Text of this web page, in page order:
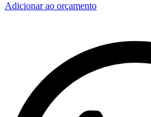
Adicionar ao orçamento